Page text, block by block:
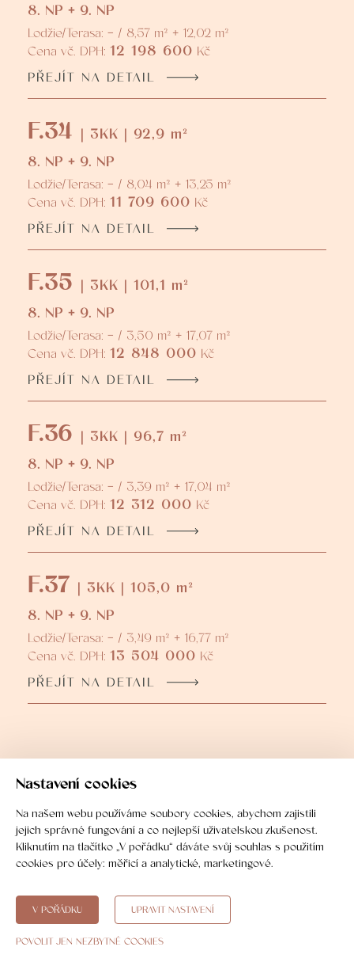
Nastavení cookies
Na našem webu používáme soubory cookies, abychom zajistili
jejich správné fungování a co nejlepší uživatelskou zkušenost.
Kliknutím na tlačítko „V pořádku“ dáváte svůj souhlas s použitím
cookies pro účely: měřicí a analytické, marketingové.
V POŘÁDKU UPRAVIT NASTAVENÍ
POVOLIT JEN NEZBYTNÉ COOKIES
8. NP + 9. NP
Lodžie/Terasa: - / 8,57 m² + 12,02 m²
Cena vč. DPH: 12 198 600 Kč
PŘEJÍT NA DETAIL
F.34 | 3KK | 92,9 m²
8. NP + 9. NP
Lodžie/Terasa: - / 8,04 m² + 13,25 m²
Cena vč. DPH: 11 709 600 Kč
PŘEJÍT NA DETAIL
F.35 | 3KK | 101,1 m²
8. NP + 9. NP
Lodžie/Terasa: - / 3,50 m² + 17,07 m²
Cena vč. DPH: 12 848 000 Kč
PŘEJÍT NA DETAIL
F.36 | 3KK | 96,7 m²
8. NP + 9. NP
Lodžie/Terasa: - / 3,39 m² + 17,04 m²
Cena vč. DPH: 12 312 000 Kč
PŘEJÍT NA DETAIL
F.37 | 3KK | 105,0 m²
8. NP + 9. NP
Lodžie/Terasa: - / 3,49 m² + 16,77 m²
Cena vč. DPH: 13 504 000 Kč
PŘEJÍT NA DETAIL
Koupě nemovitosti krok za
krokem
01